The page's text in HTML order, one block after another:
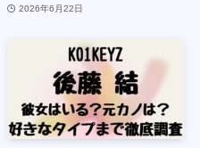
2026年6月22日